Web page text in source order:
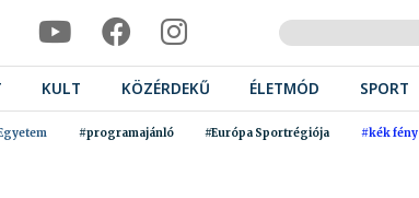
KULT KÖZÉRDEKŰ ÉLETMÓD SPORT
#programajánló #Európa Sportrégiója #kék fény